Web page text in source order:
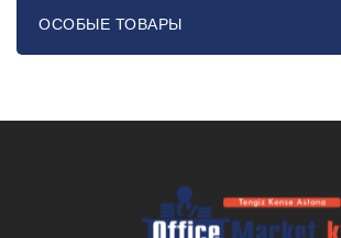
ОСОБЫЕ ТОВАРЫ